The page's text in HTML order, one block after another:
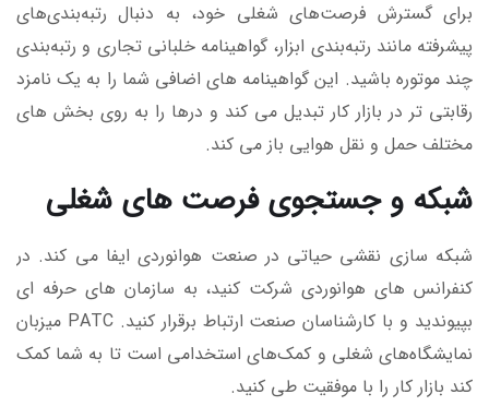
برای گسترش فرصت‌های شغلی خود، به دنبال رتبه‌بندی‌های
پیشرفته مانند رتبه‌بندی ابزار، گواهینامه خلبانی تجاری و رتبه‌بندی
چند موتوره باشید. این گواهینامه های اضافی شما را به یک نامزد
رقابتی تر در بازار کار تبدیل می کند و درها را به روی بخش های
مختلف حمل و نقل هوایی باز می کند.
شبکه و جستجوی فرصت های شغلی
شبکه سازی نقشی حیاتی در صنعت هوانوردی ایفا می کند. در
کنفرانس های هوانوردی شرکت کنید، به سازمان های حرفه ای
بپیوندید و با کارشناسان صنعت ارتباط برقرار کنید. PATC میزبان
نمایشگاه‌های شغلی و کمک‌های استخدامی است تا به شما کمک
کند بازار کار را با موفقیت طی کنید.